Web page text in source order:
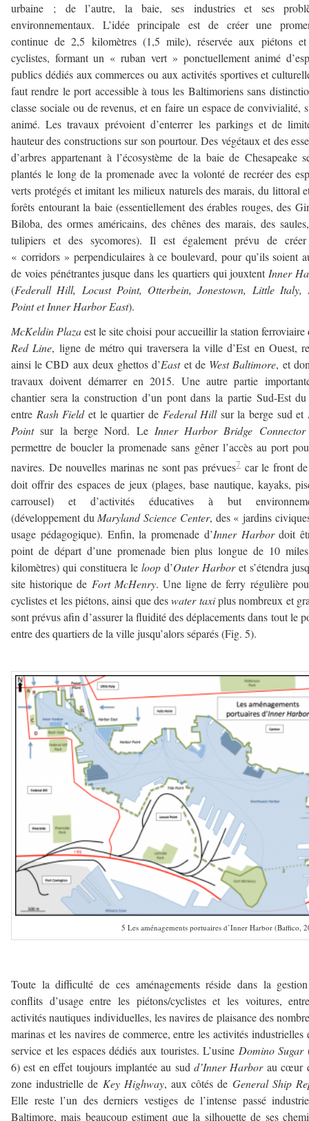
urbaine ; de l’autre, la baie, ses industries et ses
environnementaux. L’idée principale est de créer une
continue de 2,5 kilomètres (1,5 mile), réservée aux piétons
cyclistes, formant un « ruban vert » ponctuellement animé
publics dédiés aux commerces ou aux activités sportives et
faut rendre le port accessible à tous les Baltimoriens sans
classe sociale ou de revenus, et en faire un espace de convivialité,
animé. Les travaux prévoient d’enterrer les parkings et de
hauteur des constructions sur son pourtour. Des végétaux et des
d’arbres appartenant à l’écosystème de la baie de Chesapeake
plantés le long de la promenade avec la volonté de recréer des
verts protégés et imitant les milieux naturels des marais, du littoral
forêts entourant la baie (essentiellement des érables rouges, des
Biloba, des ormes américains, des chênes des marais, des
tulipiers et des sycomores). Il est également prévu de
« corridors » perpendiculaires à ce boulevard, pour qu’ils soient
de voies pénétrantes jusque dans les quartiers qui jouxtentInner
(Federall Hill, Locust Point, Otterbein, Jonestown, Little Italy,
Point et Inner Harbor East).
McKeldin Plazaest le site choisi pour accueillir la station ferroviaire
Red Line, ligne de métro qui traversera la ville d’Est en Ouest,
ainsi le CBD aux deux ghettos d’East et de West Baltimore, et
travaux doivent démarrer en 2015. Une autre partie
chantier sera la construction d’un pont dans la partie Sud-Est
entre Rash Field et le quartier de Federal Hill sur la berge sud et
Pointsur la berge Nord. Le Inner Harbor Bridge
permettre de boucler la promenade sans gêner l’accès au port
navires. De nouvelles marinas ne sont pas prévues7 car le front
doit offrir des espaces de jeux (plages, base nautique, kayaks,
carrousel) et d’activités éducatives à but
(développement du Maryland Science Center, des « jardins
usage pédagogique). Enfin, la promenade d’Inner Harbordoit
point de départ d’une promenade bien plus longue de 10
kilomètres) qui constituera le loop d’Outer Harboret s’étendra
site historique de Fort McHenry. Une ligne de ferry régulière
cyclistes et les piétons, ainsi que deswater taxiplus nombreux et
sont prévus afin d’assurer la fluidité des déplacements dans tout le
entre des quartiers de la ville jusqu’alors séparés (Fig. 5).
5 Les aménagements portuaires d’Inner Harbor (Baffico,
Toute la difficulté de ces aménagements réside dans la
conflits d’usage entre les piétons/cyclistes et les voitures,
activités nautiques individuelles, les navires de plaisance des
marinas et les navires de commerce, entre les activités industrielles
service et les espaces dédiés aux touristes. L’usine Domino Sugar
6) est en effet toujours implantée au sudd’Inner Harbor au cœur
zone industrielle de Key Highway, aux côtés de General Ship
Elle reste l’un des derniers vestiges de l’intense passé
Baltimore, mais beaucoup estiment que la silhouette de ses